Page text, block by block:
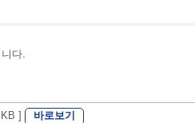
다.
] 바로보기